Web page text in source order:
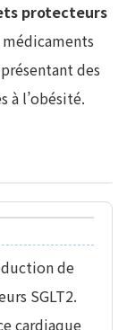
protecteurs
des
à l’obésité.
de
SGLT2.
cardiaque